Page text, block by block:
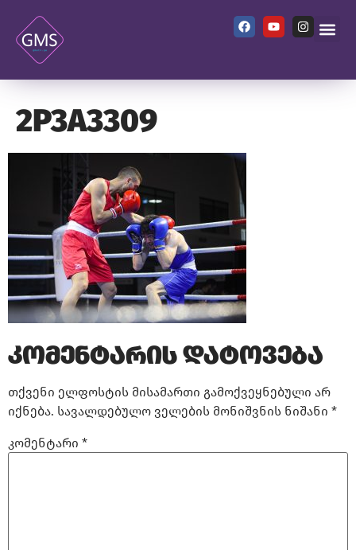
2P3A3309
კომენტარის დატოვება
თქვენი ელფოსტის მისამართი გამოქვეყნებული არ
იქნება. სავალდებულო ველების მონიშვნის ნიშანი *
კომენტარი *